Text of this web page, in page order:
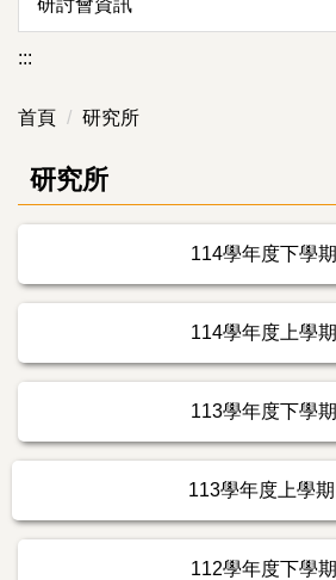
:::
首頁 研究所
研究所
114學年度下學期
114學年度上學期
113學年度下學期
113學年度上學期
112學年度下學期